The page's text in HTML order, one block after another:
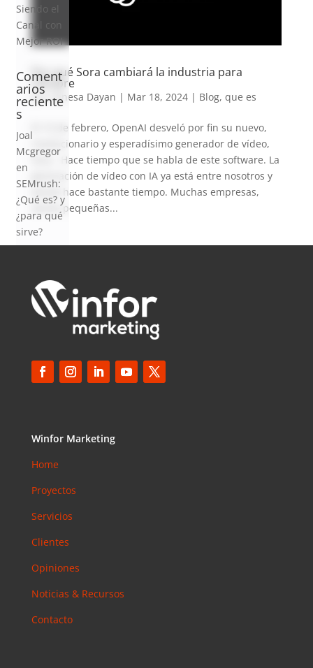
Por qué Sora cambiará la industria para
siempre
porVanesa Dayan | Mar 18, 2024| Blog, que es
El 15 de febrero, OpenAI desveló por fin su nuevo,
revolucionario y esperadísimo generador de vídeo,
Sora. Hace tiempo que se habla de este software. La
generación de vídeo con IA ya está entre nosotros y
desde hace bastante tiempo. Muchas empresas,
desde pequeñas...
Siendo el
Canal con
Mejor ROI
Coment
arios
reciente
s
Joal
Mcgregor
en
SEMrush:
¿Qué es? y
¿para qué
sirve?
SEO: Tipos
y precios
Antonio
¿Debería
invertir en
para saber
cómo
esta red
social
en
invertir en
Las claves
para saber
Winfor Marketing
Home
Proyectos
Servicios
Clientes
Opiniones
Noticias & Recursos
Contacto